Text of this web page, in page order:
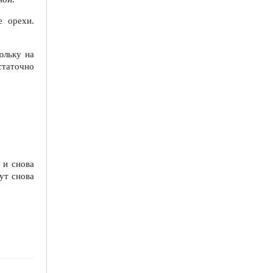
орехи.
на
и снова
снова